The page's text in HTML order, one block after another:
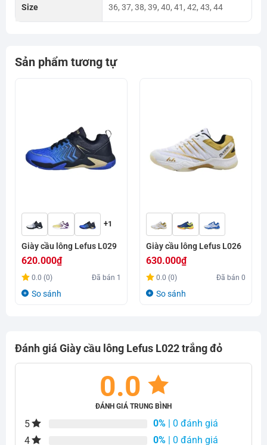
Size 36, 37, 38, 39, 40, 41, 42, 43, 44
Sản phẩm tương tự
+1
Giày cầu lông Lefus L029
620.000₫
0.0 (0) Đã bán 1
So sánh
Giày cầu lông Lefus L026
630.000₫
0.0 (0) Đã bán0
So sánh
Đánh giá Giày cầu lông Lefus L022 trắng đỏ
0.0
ĐÁNH GIÁ TRUNG BÌNH
5 0% | 0 đánh giá
4
0% | 0 đánh giá